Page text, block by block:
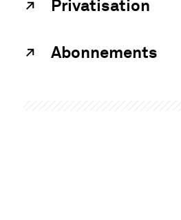
Privatisation
Abonnements